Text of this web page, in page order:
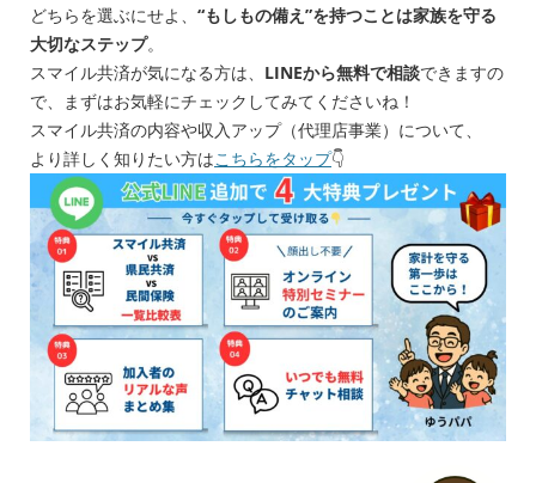
どちらを選ぶにせよ、 “もしもの備え”を持つことは家族を守る
大切なステップ。
スマイル共済が気になる方は、 LINEから無料で相談できますの
で、まずはお気軽にチェックしてみてくださいね！
スマイル共済の内容や収入アップ（代理店事業）について、
より詳しく知りたい方はこちらをタップ👇